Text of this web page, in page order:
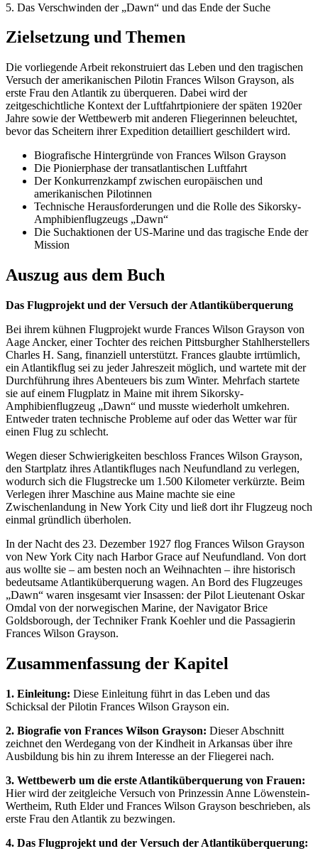
5. Das Verschwinden der „Dawn“ und das Ende der Suche
Zielsetzung und Themen
Die vorliegende Arbeit rekonstruiert das Leben und den tragischen
Versuch der amerikanischen Pilotin Frances Wilson Grayson, als
erste Frau den Atlantik zu überqueren. Dabei wird der
zeitgeschichtliche Kontext der Luftfahrtpioniere der späten 1920er
Jahre sowie der Wettbewerb mit anderen Fliegerinnen beleuchtet,
bevor das Scheitern ihrer Expedition detailliert geschildert wird.
Biografische Hintergründe von Frances Wilson Grayson
Die Pionierphase der transatlantischen Luftfahrt
Der Konkurrenzkampf zwischen europäischen und
amerikanischen Pilotinnen
Technische Herausforderungen und die Rolle des Sikorsky-
Amphibienflugzeugs „Dawn“
Die Suchaktionen der US-Marine und das tragische Ende der
Mission
Auszug aus dem Buch
Das Flugprojekt und der Versuch der Atlantiküberquerung
Bei ihrem kühnen Flugprojekt wurde Frances Wilson Grayson von
Aage Ancker, einer Tochter des reichen Pittsburgher Stahlherstellers
Charles H. Sang, finanziell unterstützt. Frances glaubte irrtümlich,
ein Atlantikflug sei zu jeder Jahreszeit möglich, und wartete mit der
Durchführung ihres Abenteuers bis zum Winter. Mehrfach startete
sie auf einem Flugplatz in Maine mit ihrem Sikorsky-
Amphibienflugzeug „Dawn“ und musste wiederholt umkehren.
Entweder traten technische Probleme auf oder das Wetter war für
einen Flug zu schlecht.
Wegen dieser Schwierigkeiten beschloss Frances Wilson Grayson,
den Startplatz ihres Atlantikfluges nach Neufundland zu verlegen,
wodurch sich die Flugstrecke um 1.500 Kilometer verkürzte. Beim
Verlegen ihrer Maschine aus Maine machte sie eine
Zwischenlandung in New York City und ließ dort ihr Flugzeug noch
einmal gründlich überholen.
In der Nacht des 23. Dezember 1927 flog Frances Wilson Grayson
von New York City nach Harbor Grace auf Neufundland. Von dort
aus wollte sie – am besten noch an Weihnachten – ihre historisch
bedeutsame Atlantiküberquerung wagen. An Bord des Flugzeuges
„Dawn“ waren insgesamt vier Insassen: der Pilot Lieutenant Oskar
Omdal von der norwegischen Marine, der Navigator Brice
Goldsborough, der Techniker Frank Koehler und die Passagierin
Frances Wilson Grayson.
Zusammenfassung der Kapitel
1. Einleitung: Diese Einleitung führt in das Leben und das
Schicksal der Pilotin Frances Wilson Grayson ein.
2. Biografie von Frances Wilson Grayson: Dieser Abschnitt
zeichnet den Werdegang von der Kindheit in Arkansas über ihre
Ausbildung bis hin zu ihrem Interesse an der Fliegerei nach.
3. Wettbewerb um die erste Atlantiküberquerung von Frauen:
Hier wird der zeitgleiche Versuch von Prinzessin Anne Löwenstein-
Wertheim, Ruth Elder und Frances Wilson Grayson beschrieben, als
erste Frau den Atlantik zu bezwingen.
4. Das Flugprojekt und der Versuch der Atlantiküberquerung: